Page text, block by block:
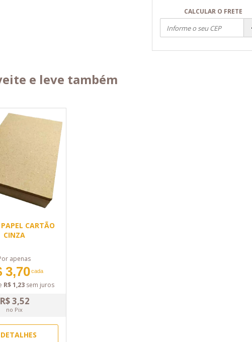
CALCULAR O FRETE
e leve também
CARTÃO
CINZA
apenas
3,70cada
R$ 1,23sem juros
R$ 3,52
no Pix